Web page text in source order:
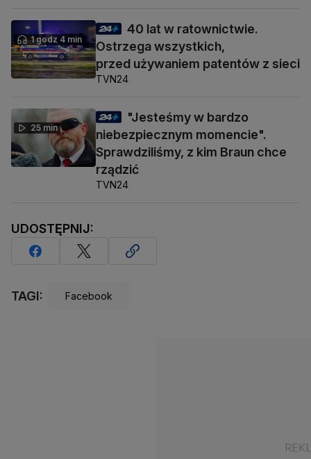
1 godz 4 min
40 lat w ratownictwie.
Ostrzega wszystkich,
przed używaniem patentów z sieci
TVN24
25 min
"Jesteśmy w bardzo
niebezpiecznym momencie".
Sprawdziliśmy, z kim Braun chce
rządzić
TVN24
UDOSTĘPNIJ:
TAGI: Facebook